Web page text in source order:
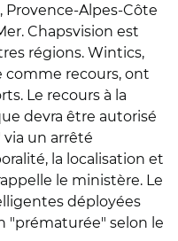
Provence-Alpes-Côte
Chapsvision est
régions. Wintics,
comme recours, ont
Le recours à la
devra être autorisé
un arrêté
la localisation et
le ministère. Le
déployées
"prématurée" selon le